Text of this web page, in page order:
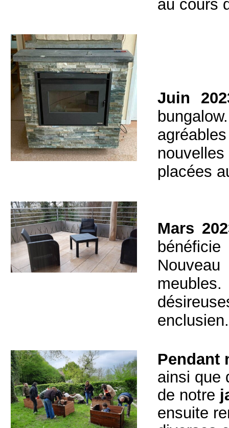
au cours
Juin
placées
Mars
enclusien.
Pendant
ainsi que
de notre
ensuite